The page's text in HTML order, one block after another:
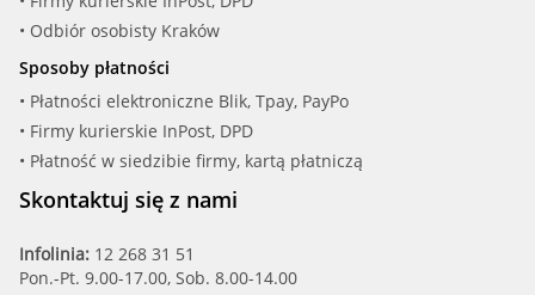
• Odbiór osobisty Kraków
Sposoby płatności
• Płatności elektroniczne Blik, Tpay, PayPo
• Firmy kurierskie InPost, DPD
• Płatność w siedzibie firmy, kartą płatniczą
Skontaktuj się z nami
Infolinia: 12 268 31 51
Pon.-Pt. 9.00-17.00, Sob. 8.00-14.00